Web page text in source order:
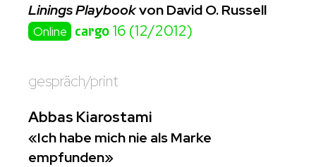
Linings Playbookvon David O. Russell
Online cargo 16 (12/2012)
gespräch/print
Abbas Kiarostami
«Ich habe mich nie als Marke
empfunden»